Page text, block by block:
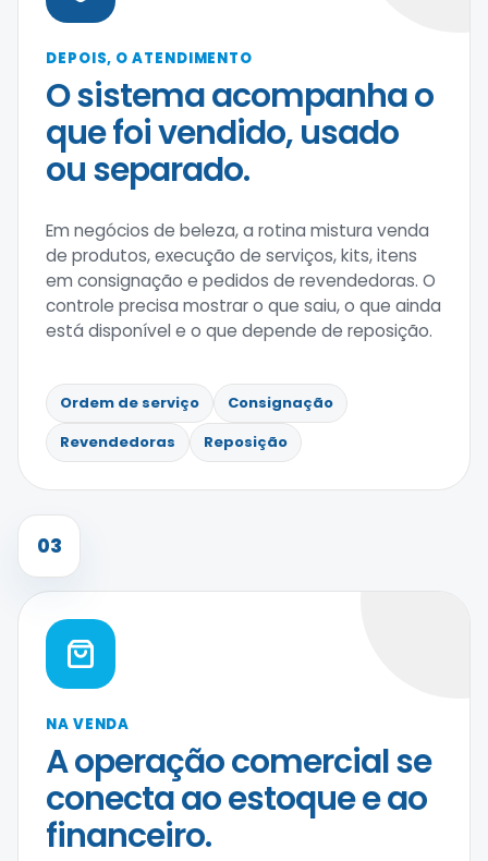
DEPOIS, O ATENDIMENTO
O sistema acompanha o
que foi vendido, usado
ou separado.
Em negócios de beleza, a rotina mistura venda
de produtos, execução de serviços, kits, itens
em consignação e pedidos de revendedoras. O
controle precisa mostrar o que saiu, o que ainda
está disponível e o que depende de reposição.
Ordem de serviço
Consignação
Revendedoras
Reposição
03
NA VENDA
A operação comercial se
conecta ao estoque e ao
financeiro.